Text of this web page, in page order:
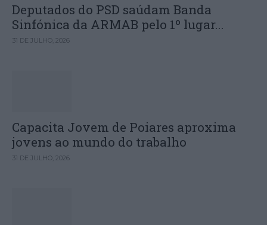
Deputados do PSD saúdam Banda
Sinfónica da ARMAB pelo 1º lugar...
31 DE JULHO, 2026
Capacita Jovem de Poiares aproxima
jovens ao mundo do trabalho
31 DE JULHO, 2026